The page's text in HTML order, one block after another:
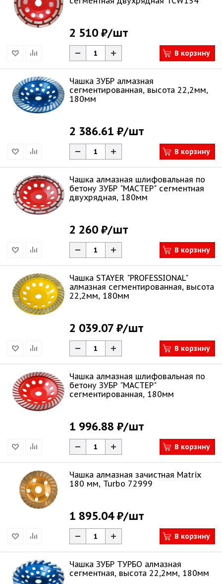
2 510 ₽/шт
В корзину
Чашка ЗУБР алмазная
сегментированная, высота 22,2мм,
180мм
2 386.61 ₽/шт
В корзину
Чашка алмазная шлифовальная по
бетону ЗУБР "МАСТЕР" сегментная
двухрядная, 180мм
2 260 ₽/шт
В корзину
Чашка STAYER "PROFESSIONAL"
алмазная сегментированная, высота
22,2мм, 180мм
2 039.07 ₽/шт
В корзину
Чашка алмазная шлифовальная по
бетону ЗУБР "МАСТЕР"
сегментированная, 180мм
1 996.88 ₽/шт
В корзину
Чашка алмазная зачистная Matrix
180 мм, Turbo 72999
1 895.04 ₽/шт
В корзину
Чашка ЗУБР ТУРБО алмазная
сегментная, высота 22,2мм, 180мм